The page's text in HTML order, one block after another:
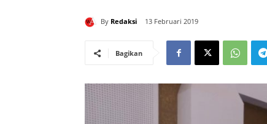
By Redaksi 13 Februari 2019
Bagikan